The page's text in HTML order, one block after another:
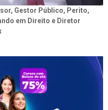
Gestor Público, Perito,
em Direito e Diretor